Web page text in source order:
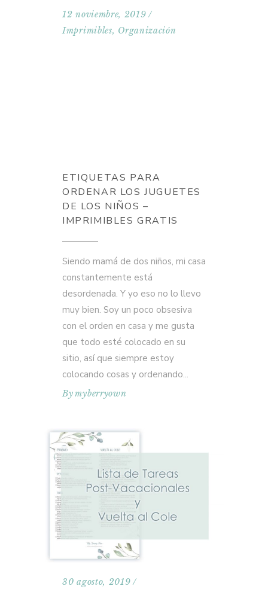
12 noviembre, 2019
Imprimibles, Organización
ETIQUETAS PARA
ORDENAR LOS JUGUETES
DE LOS NIÑOS –
IMPRIMIBLES GRATIS
Siendo mamá de dos niños, mi casa
constantemente está
desordenada. Y yo eso no lo llevo
muy bien. Soy un poco obsesiva
con el orden en casa y me gusta
que todo esté colocado en su
sitio, así que siempre estoy
colocando cosas y ordenando
Bymyberryown
30 agosto, 2019